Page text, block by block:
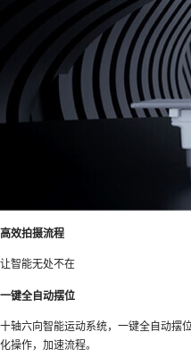
高效拍摄流程
让智能无处不在
一键全自动摆位
十轴六向智能运动系统，一键全自动摆
化操作，加速流程。